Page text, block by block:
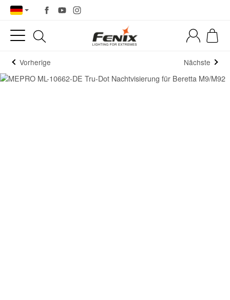
Vorherige Nächste